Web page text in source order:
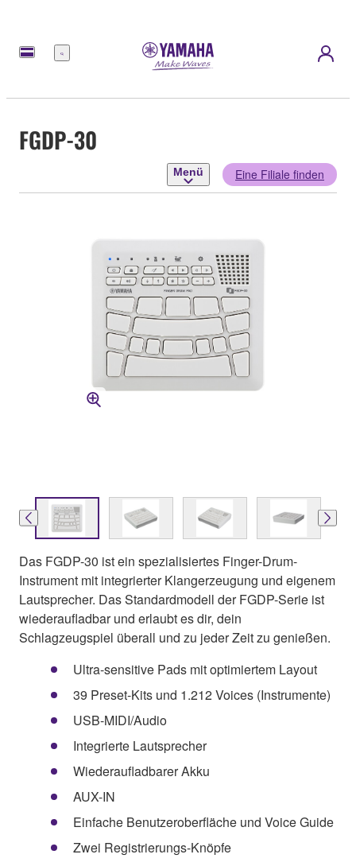
Menü
FGDP-30
Menü Eine Filiale finden
Das FGDP-30 ist ein spezialisiertes Finger-Drum-
Instrument mit integrierter Klangerzeugung und eigenem
Lautsprecher. Das Standardmodell der FGDP-Serie ist
wiederaufladbar und erlaubt es dir, dein
Schlagzeugspiel überall und zu jeder Zeit zu genießen.
Ultra-sensitive Pads mit optimiertem Layout
39 Preset-Kits und 1.212 Voices (Instrumente)
USB-MIDI/Audio
Integrierte Lautsprecher
Wiederaufladbarer Akku
AUX-IN
Einfache Benutzeroberfläche und Voice Guide
Zwei Registrierungs-Knöpfe